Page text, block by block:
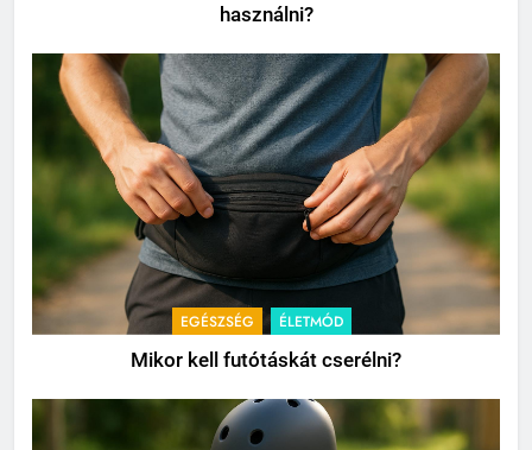
használni?
EGÉSZSÉG ÉLETMÓD
Mikor kell futótáskát cserélni?